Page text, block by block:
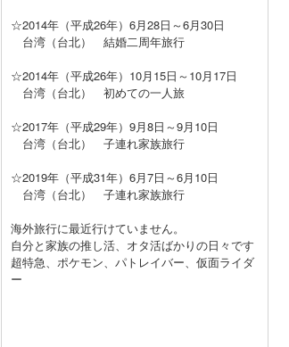
☆2014年（平成26年）6月28日～6月30日
台湾（台北） 結婚二周年旅行
☆2014年（平成26年）10月15日～10月17日
台湾（台北） 初めての一人旅
☆2017年（平成29年）9月8日～9月10日
台湾（台北） 子連れ家族旅行
☆2019年（平成31年）6月7日～6月10日
台湾（台北） 子連れ家族旅行
海外旅行に最近行けていません。
自分と家族の推し活、オタ活ばかりの日々です
超特急、ポケモン、パトレイバー、仮面ライダ
ー